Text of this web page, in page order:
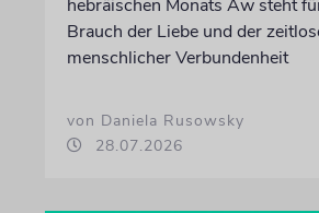
hebräischen Monats Aw steht
Brauch der Liebe und der
menschlicher Verbundenheit
von Daniela Rusowsky
28.07.2026